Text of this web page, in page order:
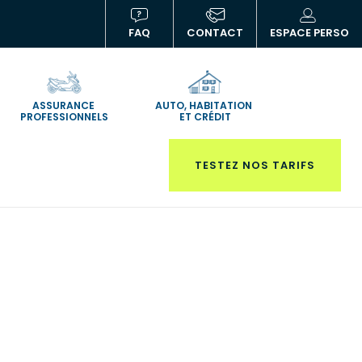
FAQ (NOUVELLE
FENÊTRE)
CONTACT ESPACE PERSO
ASSURANCE
PROFESSIONNELS
AUTO, HABITATION
ET CRÉDIT
TESTEZ NOS TARIFS